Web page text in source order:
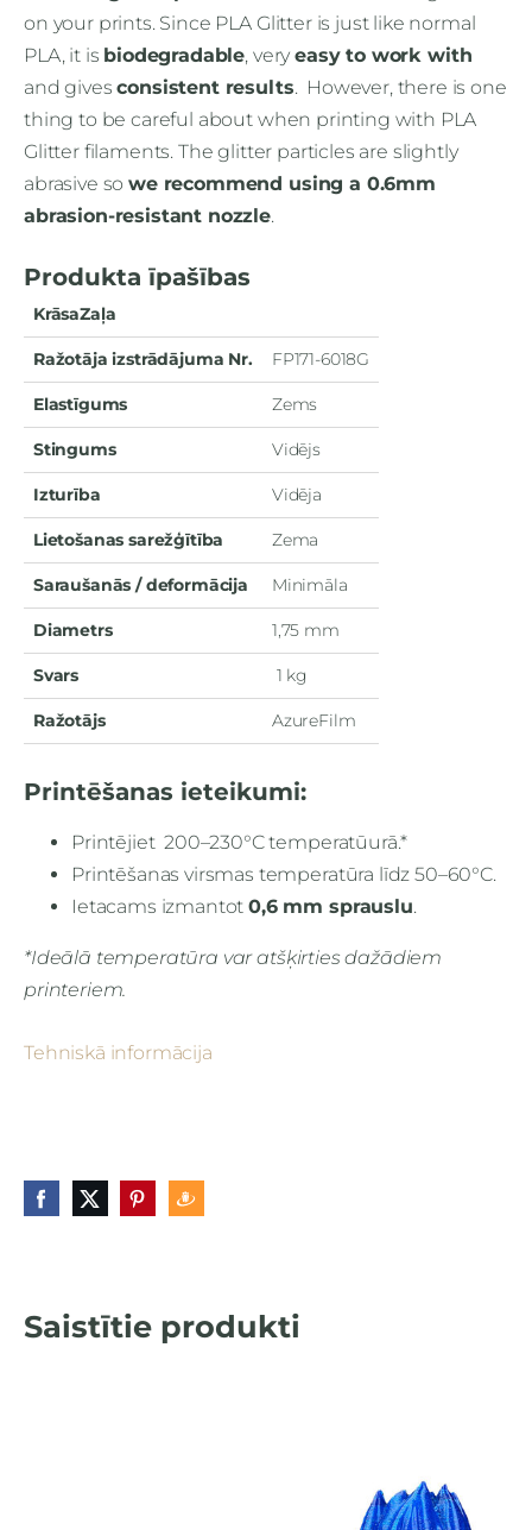
on your prints. Since PLA Glitter is just like normal
PLA, it is biodegradable, veryeasy to work with
and givesconsistent results. However, there is one
thing to be careful about when printing with PLA
Glitter filaments. The glitter particles are slightly
abrasive sowe recommend using a 0.6mm
abrasion-resistant nozzle.
Produkta īpašības
KrāsaZaļa
Ražotāja izstrādājuma Nr. FP171-6018G
Elastīgums Zems
Stingums Vidējs
Izturība Vidēja
Lietošanas sarežģītība Zema
Saraušanās / deformācija Minimāla
Diametrs 1,75 mm
Svars 1 kg
Ražotājs AzureFilm
Printēšanas ieteikumi:
Printējiet 200–230°C temperatūurā.*
Printēšanas virsmas temperatūra līdz 50–60°C.
Ietacams izmantot0,6 mm sprauslu.
*Ideālā temperatūra var atšķirties dažādiem
printeriem.
Tehniskā informācija
Saistītie produkti